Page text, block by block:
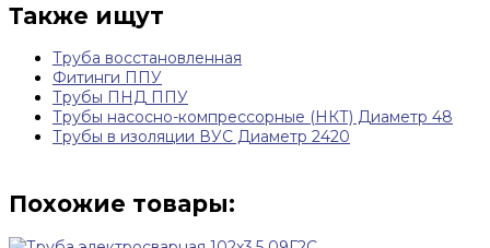
Также ищут
Труба восстановленная
Фитинги ППУ
Трубы ПНД ППУ
Трубы насосно-компрессорные (НКТ) Диаметр 48
Трубы в изоляции ВУС Диаметр 2420
Похожие товары: